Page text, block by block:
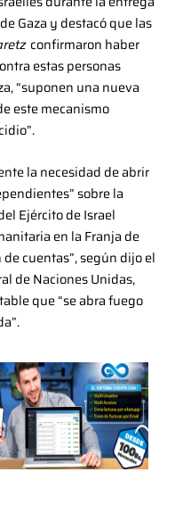
Gaza y destacó que las
confirmaron haber
estas personas
“suponen una nueva
este mecanismo
la necesidad de abrir
sobre la
Ejército de Israel
en la Franja de
cuentas”, según dijo el
de Naciones Unidas,
que “se abra fuego